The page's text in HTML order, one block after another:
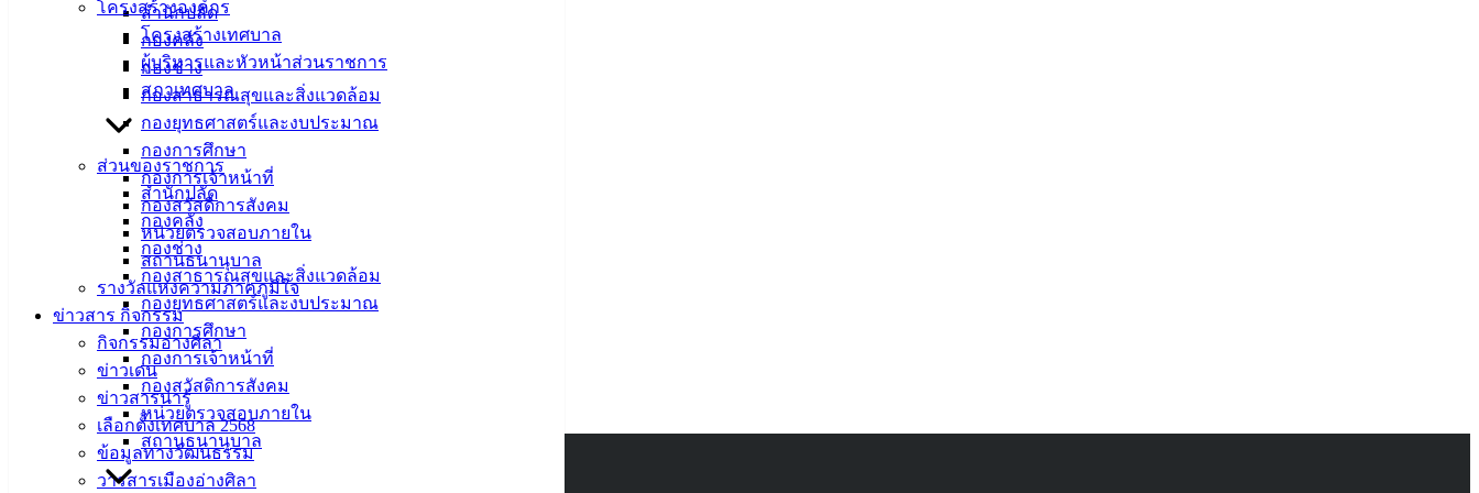
สำนักปลัด
กองคลัง
กองช่าง
กองสาธารณสุขและสิ่งแวดล้อม
กองยุทธศาสตร์และงบประมาณ
กองการศึกษา
กองการเจ้าหน้าที่
กองสวัสดิการสังคม
หน่วยตรวจสอบภายใน
สถานธนานุบาล
รางวัลแห่งความภาคภูมิใจ
ข่าวสาร กิจกรรม
กิจกรรมอ่างศิลา
ข่าวเด่น
ข่าวสารน่ารู้
เลือกตั้งเทศบาล 2568
ข้อมูลทางวัฒนธรรม
วารสารเมืองอ่างศิลา
โครงสร้างองค์กร
โครงสร้างเทศบาล
ผู้บริหารและหัวหน้าส่วนราชการ
สภาเทศบาล
ส่วนของราชการ
สำนักปลัด
กองคลัง
กองช่าง
กองสาธารณสุขและสิ่งแวดล้อม
กองยุทธศาสตร์และงบประมาณ
กองการศึกษา
กองการเจ้าหน้าที่
กองสวัสดิการสังคม
หน่วยตรวจสอบภายใน
สถานธนานุบาล
วัสดุสำนักงาน 15 รายการ ดาวน์โหลด
เทศบาลเมืองอ่างศิลา